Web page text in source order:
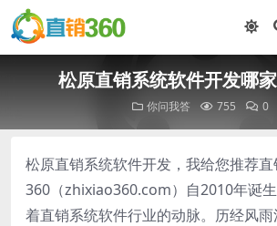
松原直销系统软件开发哪
你问我答 755 0
松原直销系统软件开发，我给您推荐
360（zhixiao360.com）自2010年诞
着直销系统软件行业的动脉。历经风